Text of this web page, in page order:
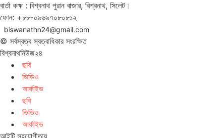
বার্তা কক্ষ : বিশ্বনাথ পুরান বাজার, বিশ্বনাথ, সিলেট।
ফোন: +৮৮-০৯৬৯৭০৮০৮১২
biswanathn24@gmail.com
© সর্বস্বত্ব স্বত্বাধিকার সংরক্ষিত
বিশ্বনাথনিউজ২৪
ছবি
ভিডিও
আর্কাইভ
ছবি
ভিডিও
আর্কাইভ
আইটি সহযোগীতায়